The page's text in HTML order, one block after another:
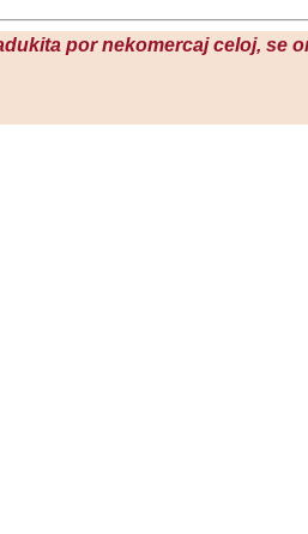
por nekomercaj celoj, se